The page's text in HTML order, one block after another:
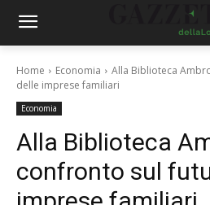
Home Economia
Alla Biblioteca
delle imprese familiari
Economia
Alla Biblioteca
confronto sul